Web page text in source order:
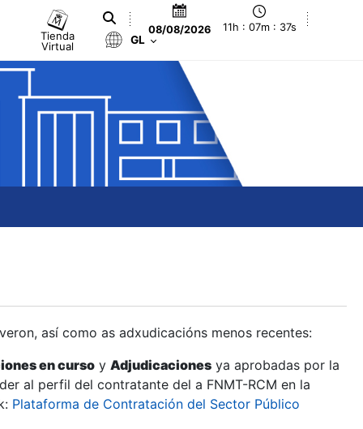
Tienda
Virtual
08/08/2026 11h : 07m : 38s
GL
así como as adxudicacións menos recentes:
en curso y Adjudicaciones ya aprobadas por la
al perfil del contratante del a FNMT-RCM en la
Plataforma de Contratación del Sector Público